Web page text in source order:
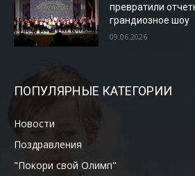
превратили
грандиозное шоу
09.06.2026
ПОПУЛЯРНЫЕ КАТЕГОРИИ
Новости
Поздравления
"Покори свой Олимп"